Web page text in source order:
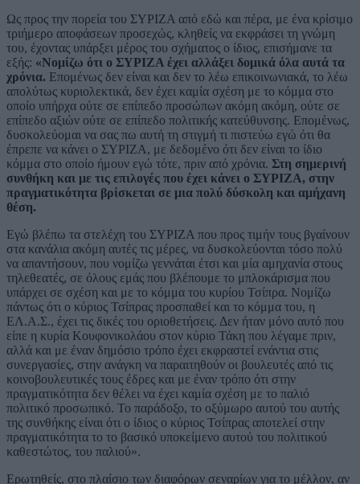
Ως προς την πορεία του ΣΥΡΙΖΑ από εδώ και πέρα, με ένα κρίσιμο
τριήμερο αποφάσεων προσεχώς, κληθείς να εκφράσει τη γνώμη
του, έχοντας υπάρξει μέρος του σχήματος ο ίδιος, επισήμανε τα
εξής: «Νομίζω ότι ο ΣΥΡΙΖΑ έχει αλλάξει δομικά όλα αυτά τα
χρόνια. Επομένως δεν είναι και δεν το λέω επικοινωνιακά, το λέω
απολύτως κυριολεκτικά, δεν έχει καμία σχέση με το κόμμα στο
οποίο υπήρχα ούτε σε επίπεδο προσώπων ακόμη ακόμη, ούτε σε
επίπεδο αξιών ούτε σε επίπεδο πολιτικής κατεύθυνσης. Επομένως,
δυσκολεύομαι να σας πω αυτή τη στιγμή τι πιστεύω εγώ ότι θα
έπρεπε να κάνει ο ΣΥΡΙΖΑ, με δεδομένο ότι δεν είναι το ίδιο
κόμμα στο οποίο ήμουν εγώ τότε, πριν από χρόνια. Στη σημερινή
συνθήκη και με τις επιλογές που έχει κάνει ο ΣΥΡΙΖΑ, στην
πραγματικότητα βρίσκεται σε μια πολύ δύσκολη και αμήχανη
θέση.
Εγώ βλέπω τα στελέχη του ΣΥΡΙΖΑ που προς τιμήν τους βγαίνουν
στα κανάλια ακόμη αυτές τις μέρες, να δυσκολεύονται τόσο πολύ
να απαντήσουν, που νομίζω γεννάται έτσι και μία αμηχανία στους
τηλεθεατές, σε όλους εμάς που βλέπουμε το μπλοκάρισμα που
υπάρχει σε σχέση και με το κόμμα του κυρίου Τσίπρα. Νομίζω
πάντως ότι ο κύριος Τσίπρας προσπαθεί και το κόμμα του, η
ΕΛ.Α.Σ., έχει τις δικές του οριοθετήσεις. Δεν ήταν μόνο αυτό που
είπε η κυρία Κουφονικολάου στον κύριο Τάκη που λέγαμε πριν,
αλλά και με έναν δημόσιο τρόπο έχει εκφραστεί ενάντια στις
συνεργασίες, στην ανάγκη να παραιτηθούν οι βουλευτές από τις
κοινοβουλευτικές τους έδρες και με έναν τρόπο ότι στην
πραγματικότητα δεν θέλει να έχει καμία σχέση με το παλιό
πολιτικό προσωπικό. Το παράδοξο, το οξύμωρο αυτού του αυτής
της συνθήκης είναι ότι ο ίδιος ο κύριος Τσίπρας αποτελεί στην
πραγματικότητα το το βασικό υποκείμενο αυτού του πολιτικού
καθεστώτος, του παλιού».
Ερωτηθείς, στο πλαίσιο των διαφόρων σεναρίων για το μέλλον, αν